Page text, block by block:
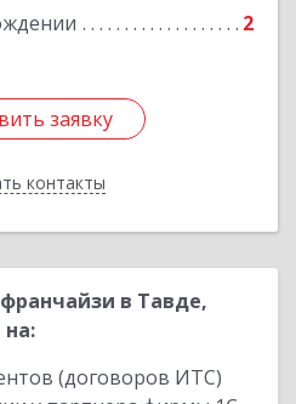
2
заявку
контакты
заявку
Назад
в Тавде,
(договоров ИТС)